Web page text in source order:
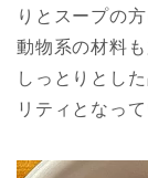
りとスープの
動物系の材料
しっとりとし
リティとなって